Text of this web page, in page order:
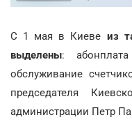
С 1 мая в Киеве из
выделены:
обслуживание
председателя
администрации Петр